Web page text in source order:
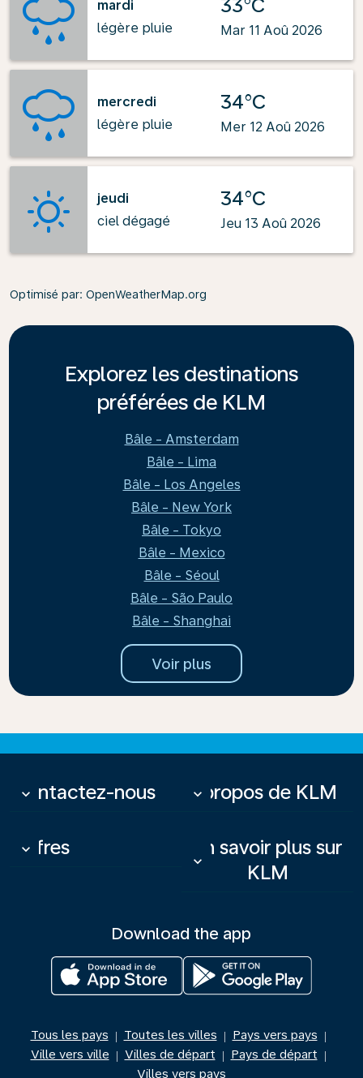
mardi
légère pluie
33°C
Mar 11 Aoû 2026
mercredi
légère pluie
34°C
Mer 12 Aoû 2026
jeudi
ciel dégagé
34°C
Jeu 13 Aoû 2026
Optimisé par: OpenWeatherMap.org
Explorez les destinations
préférées de KLM
Bâle - Amsterdam
Bâle - Lima
Bâle - Los Angeles
Bâle - New York
Bâle - Tokyo
Bâle - Mexico
Bâle - Séoul
Bâle - São Paulo
Bâle - Shanghai
Voir plus
Contactez-nous
keyboard_arrow_down À propos de KLM
keyboard_arrow_down
Offres
keyboard_arrow_down
En savoir plus sur
KLM
keyboard_arrow_down
Download the app
Tous les pays | Toutes les villes | Pays vers pays |
Ville vers ville | Villes de départ | Pays de départ |
Villes vers pays